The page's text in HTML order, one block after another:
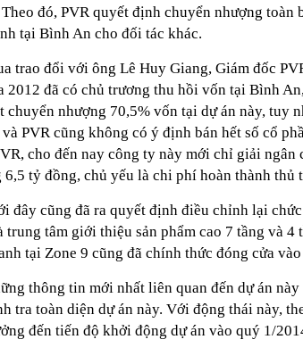
đó, PVR quyết định chuyển nhượng toàn
tại Bình An cho đối tác khác.
trao đổi với ông Lê Huy Giang, Giám đốc
2012 đã có chủ trương thu hồi vốn tại Bình
chuyển nhượng 70,5% vốn tại dự án này, tuy
PVR cũng không có ý định bán hết số cổ
cho đến nay công ty này mới chỉ giải ngân
6,5 tỷ đồng, chủ yếu là chi phí hoàn thành thủ
đây cũng đã ra quyết định điều chỉnh lại
trung tâm giới thiệu sản phẩm cao 7 tầng và 4
tại Zone 9 cũng đã chính thức đóng cửa
thông tin mới nhất liên quan đến dự án
tra toàn diện dự án này. Với động thái này,
đến tiến độ khởi động dự án vào quý 1/